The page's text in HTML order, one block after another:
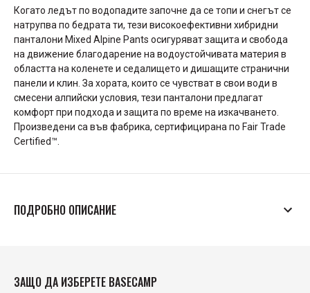
Когато ледът по водопадите започне да се топи и снегът се
натрупва по бедрата ти, тези високоефективни хибридни
панталони Mixed Alpine Pants осигуряват защита и свобода
на движение благодарение на водоустойчивата материя в
областта на коленете и седалището и дишащите странични
панели и клин. За хората, които се чувстват в свои води в
смесени алпийски условия, тези панталони предлагат
комфорт при подхода и защита по време на изкачването.
Произведени са във фабрика, сертифицирана по Fair Trade
Certified™.
ПОДРОБНО ОПИСАНИЕ
под коляното, а отзад – през седалището до над коляното,
ЗАЩО ДА ИЗБЕРЕТЕ BASECAMP